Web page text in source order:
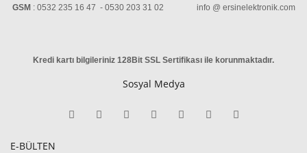
GSM : 0532 235 16 47 - 0530 203 31 02 info @ ersinelektronik.com
Kredi kartı bilgileriniz 128Bit SSL Sertifikası ile korunmaktadır.
Sosyal Medya
E-BÜLTEN